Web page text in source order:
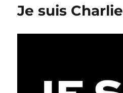
Rheydt
Je suis Charlie